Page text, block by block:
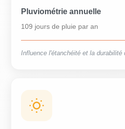
Pluviométrie annuelle
109 jours de pluie par an
Influence l'étanchéité et la durabilité